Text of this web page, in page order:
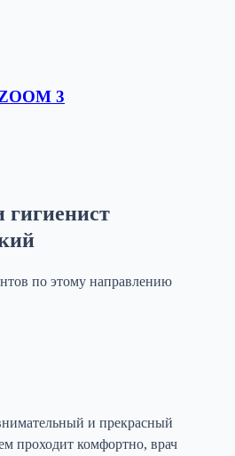
3
по этому направлению
и прекрасный
проходит комфортно, врач